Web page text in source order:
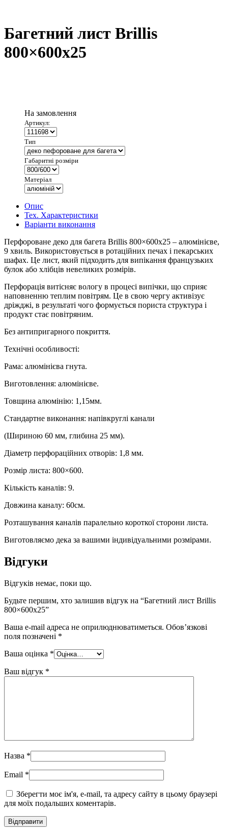
Багетний лист Brillis
800×600х25
На замовлення
Артикул:
Тип
Габаритні розміри
Матеріал
Опис
Тех. Характеристики
Варіанти виконання
Перфороване деко для багета Brillis 800×600х25 – алюмінієве,
9 хвиль. Використовується в ротаційних печах і пекарських
шафах. Це лист, який підходить для випікання французьких
булок або хлібців невеликих розмірів.
Перфорація витісняє вологу в процесі випічки, що сприяє
наповненню теплим повітрям. Це в свою чергу активізує
дріжджі, в результаті чого формується пориста структура і
продукт стає повітряним.
Без антипригарного покриття.
Технічні особливості:
Рама: алюмінієва гнута.
Виготовлення: алюмінієве.
Товщина алюмінію: 1,15мм.
Стандартне виконання: напівкруглі канали
(Шириною 60 мм, глибина 25 мм).
Діаметр перфораційних отворів: 1,8 мм.
Розмір листа: 800×600.
Кількість каналів: 9.
Довжина каналу: 60см.
Розташування каналів паралельно короткої сторони листа.
Виготовляємо дека за вашими індивідуальними розмірами.
Відгуки
Відгуків немає, поки що.
Будьте першим, хто залишив відгук на “Багетний лист Brillis
800×600х25”
Ваша e-mail адреса не оприлюднюватиметься. Обов’язкові
поля позначені *
Ваша оцінка *
Ваш відгук *
Назва *
Email *
Зберегти моє ім'я, e-mail, та адресу сайту в цьому браузері
для моїх подальших коментарів.